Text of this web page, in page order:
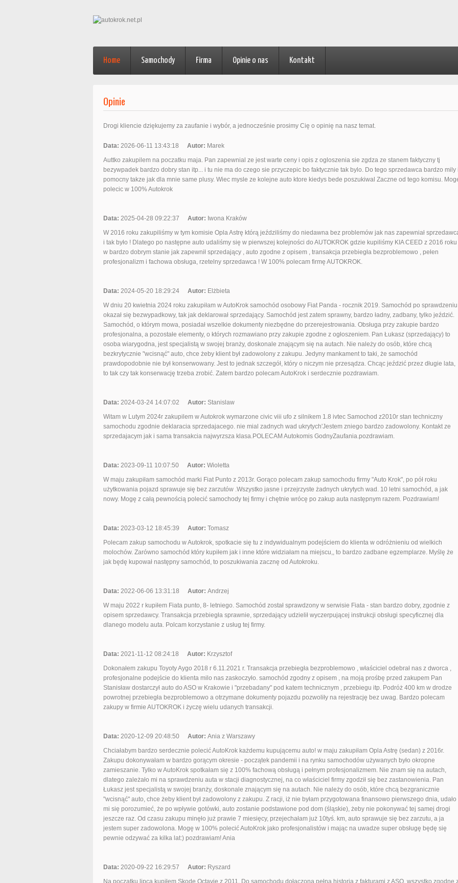
Home(current)Samochody Firma Opinie o nas Kontakt
Opinie
Drogi kliencie dziękujemy za zaufanie i wybór, a jednocześnie prosimy Cię o opinię na nasz temat.
Data: 2026-06-11 13:43:18 Autor: Marek
Auttko zakupilem na poczatku maja. Pan zapewnial ze jest warte ceny i opis z ogloszenia sie zgdza ze stanem faktyczny tj
bezywpadek bardzo dobry stan itp... i tu nie ma do czego sie przyczepic bo faktycznie tak bylo. Do tego sprzedawca bardzo mily
pomocny takze jak dla mnie same plusy. Wiec mysle ze kolejne auto ktore kiedys bede poszukiwal Zaczne od tego komisu.
polecic w 100% Autokrok
Data: 2025-04-28 09:22:37 Autor: Iwona Kraków
W 2016 roku zakupiliśmy w tym komisie Opla Astrę którą jeździliśmy do niedawna bez problemów jak nas zapewniał
i tak było ! Dlatego po następne auto udaliśmy się w pierwszej kolejności do AUTOKROK gdzie kupiliśmy KIA CEED z 2016 roku
w bardzo dobrym stanie jak zapewnił sprzedający , auto zgodne z opisem , transakcja przebiegła bezproblemowo , pełen
profesjonalizm i fachowa obsługa, rzetelny sprzedawca ! W 100% polecam firmę AUTOKROK.
Data: 2024-05-20 18:29:24 Autor: Elżbieta
W dniu 20 kwietnia 2024 roku zakupiłam w AutoKrok samochód osobowy Fiat Panda - rocznik 2019. Samochód po sprawdzeniu
okazał się bezwypadkowy, tak jak deklarował sprzedający. Samochód jest zatem sprawny, bardzo ładny, zadbany, tylko jeździć.
Samochód, o którym mowa, posiadał wszelkie dokumenty niezbędne do przerejestrowania. Obsługa przy zakupie bardzo
profesjonalna, a pozostałe elementy, o których rozmawiano przy zakupie zgodne z ogłoszeniem. Pan Łukasz (sprzedający) to
osoba wiarygodna, jest specjalistą w swojej branży, doskonale znającym się na autach. Nie należy do osób, które chcą
bezkrytycznie "wcisnąć" auto, chce żeby klient był zadowolony z zakupu. Jedyny mankament to taki, że samochód
prawdopodobnie nie był konserwowany. Jest to jednak szczegół, który o niczym nie przesądza. Chcąc jeździć przez długie lata,
to tak czy tak konserwację trzeba zrobić. Zatem bardzo polecam AutoKrok i serdecznie pozdrawiam.
Data: 2024-03-24 14:07:02 Autor: Stanislaw
Witam w Lutym 2024r zakupilem w Autokrok wymarzone civic viii ufo z silnikem 1.8 ivtec Samochod z2010r stan techniczny
samochodu zgodnie deklaracia sprzedajacego. nie mial zadnych wad ukrytych'Jestem zniego bardzo zadowolony. Kontakt ze
sprzedajacym jak i sama transakcia najwyrzsza klasa.POLECAM Autokomis GodnyZaufania.pozdrawiam.
Data: 2023-09-11 10:07:50 Autor: Wioletta
W maju zakupiłam samochód marki Fiat Punto z 2013r. Gorąco polecam zakup samochodu firmy "Auto Krok", po pół roku
użytkowania pojazd sprawuje się bez zarzutów .Wszystko jasne i przejrzyste żadnych ukrytych wad. 10 letni samochód, a jak
nowy. Mogę z całą pewnością polecić samochody tej firmy i chętnie wrócę po zakup auta następnym razem. Pozdrawiam!
Data: 2023-03-12 18:45:39 Autor: Tomasz
Polecam zakup samochodu w Autokrok, spotkacie się tu z indywidualnym podejściem do klienta w odróżnieniu od wielkich
molochów. Zarówno samochód który kupiłem jak i inne które widziałam na miejscu,, to bardzo zadbane egzemplarze. Myślę że
jak będę kupował następny samochód, to poszukiwania zacznę od Autokroku.
Data: 2022-06-06 13:31:18 Autor: Andrzej
W maju 2022 r kupiłem Fiata punto, 8- letniego. Samochód został sprawdzony w serwisie Fiata - stan bardzo dobry, zgodnie z
opisem sprzedawcy. Transakcja przebiegła sprawnie, sprzedający udzielił wyczerpującej instrukcji obsługi specyficznej dla
dlanego modelu auta. Polcam korzystanie z usług tej firmy.
Data: 2021-11-12 08:24:18 Autor: Krzysztof
Dokonałem zakupu Toyoty Aygo 2018 r 6.11.2021 r. Transakcja przebiegła bezproblemowo , właściciel odebrał nas z dworca ,
profesjonalne podejście do klienta milo nas zaskoczyło. samochód zgodny z opisem , na moją prośbę przed zakupem Pan
Stanisław dostarczył auto do ASO w Krakowie i "przebadany" pod katem technicznym , przebiegu itp. Podróż 400 km w drodze
powrotnej przebiegła bezproblemowo a otrzymane dokumenty pojazdu pozwoliły na rejestrację bez uwag. Bardzo polecam
zakupy w firmie AUTOKROK i życzę wielu udanych transakcji.
Data: 2020-12-09 20:48:50 Autor: Ania z Warszawy
Chciałabym bardzo serdecznie polecić AutoKrok każdemu kupującemu auto! w maju zakupiłam Opla Astrę (sedan) z 2016r.
Zakupu dokonywałam w bardzo gorącym okresie - początek pandemii i na rynku samochodów używanych było okropne
zamieszanie. Tylko w AutoKrok spotkałam się z 100% fachową obsługą i pełnym profesjonalizmem. Nie znam się na autach,
dlatego zależało mi na sprawdzeniu auta w stacji diagnostycznej, na co właściciel firmy zgodził się bez zastanowienia. Pan
Łukasz jest specjalistą w swojej branży, doskonale znającym się na autach. Nie należy do osób, które chcą bezgranicznie
"wcisnąć" auto, chce żeby klient był zadowolony z zakupu. Z racji, iż nie byłam przygotowana finansowo pierwszego dnia, udało
mi się porozumieć, że po wpływie gotówki, auto zostanie podstawione pod dom (śląskie), żeby nie pokonywać tej samej drogi
jeszcze raz. Od czasu zakupu minęło już prawie 7 miesięcy, przejechałam już 10tyś. km, auto sprawuje się bez zarzutu, a ja
jestem super zadowolona. Mogę w 100% polecić AutoKrok jako profesjonalistów i mając na uwadze super obsługę będę się
pewnie odzywać za kilka lat:) pozdrawiam! Ania
Data: 2020-09-22 16:29:57 Autor: Ryszard
Na początku lipca kupiłem Skodę Octavie z 2011. Do samochodu dołączona pełna historia z fakturami z ASO, wszystko zgodne